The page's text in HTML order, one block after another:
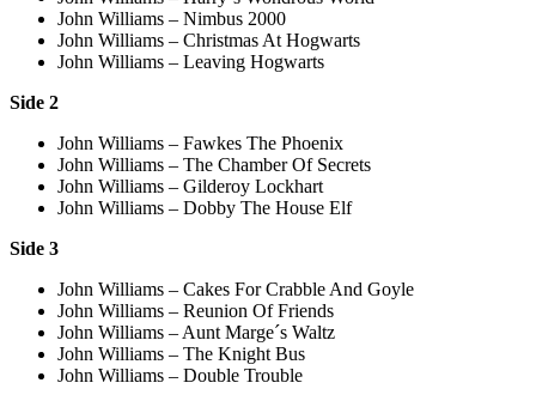
John Williams – Nimbus 2000
John Williams – Christmas At Hogwarts
John Williams – Leaving Hogwarts
Side 2
John Williams – Fawkes The Phoenix
John Williams – The Chamber Of Secrets
John Williams – Gilderoy Lockhart
John Williams – Dobby The House Elf
Side 3
John Williams – Cakes For Crabble And Goyle
John Williams – Reunion Of Friends
John Williams – Aunt Marge´s Waltz
John Williams – The Knight Bus
John Williams – Double Trouble